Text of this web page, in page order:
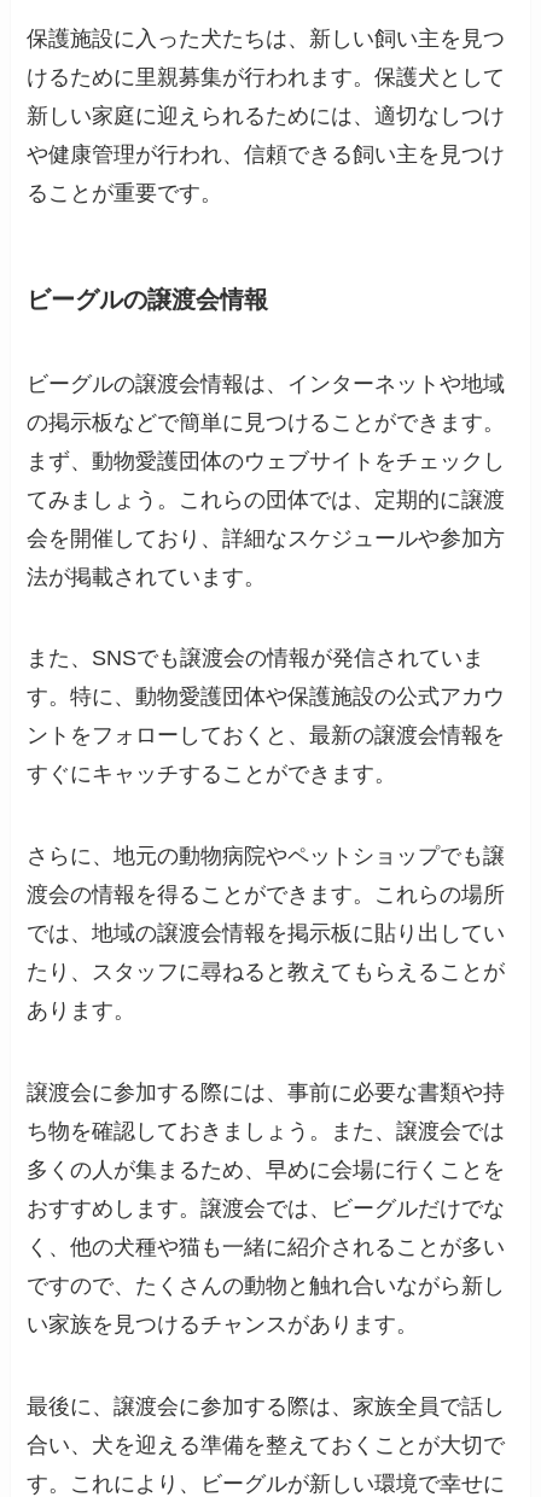
保護施設に入った犬たちは、新しい飼い主を見つ
けるために里親募集が行われます。保護犬として
新しい家庭に迎えられるためには、適切なしつけ
や健康管理が行われ、信頼できる飼い主を見つけ
ることが重要です。
ビーグルの譲渡会情報
ビーグルの譲渡会情報は、インターネットや地域
の掲示板などで簡単に見つけることができます。
まず、動物愛護団体のウェブサイトをチェックし
てみましょう。これらの団体では、定期的に譲渡
会を開催しており、詳細なスケジュールや参加方
法が掲載されています。
また、SNSでも譲渡会の情報が発信されていま
す。特に、動物愛護団体や保護施設の公式アカウ
ントをフォローしておくと、最新の譲渡会情報を
すぐにキャッチすることができます。
さらに、地元の動物病院やペットショップでも譲
渡会の情報を得ることができます。これらの場所
では、地域の譲渡会情報を掲示板に貼り出してい
たり、スタッフに尋ねると教えてもらえることが
あります。
譲渡会に参加する際には、事前に必要な書類や持
ち物を確認しておきましょう。また、譲渡会では
多くの人が集まるため、早めに会場に行くことを
おすすめします。譲渡会では、ビーグルだけでな
く、他の犬種や猫も一緒に紹介されることが多い
ですので、たくさんの動物と触れ合いながら新し
い家族を見つけるチャンスがあります。
最後に、譲渡会に参加する際は、家族全員で話し
合い、犬を迎える準備を整えておくことが大切で
す。これにより、ビーグルが新しい環境で幸せに